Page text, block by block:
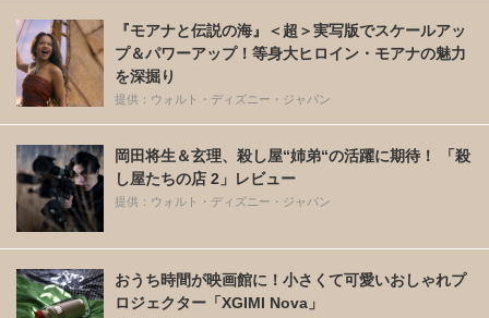
『モアナと伝説の海』＜超＞実写版でスケールアッ
プ＆パワーアップ！等身大ヒロイン・モアナの魅力
を深掘り
提供：ウォルト・ディズニー・ジャパン
岡田将生＆玄理、殺し屋“姉弟“の活躍に期待！ 「殺
し屋たちの店 2」レビュー
提供：ウォルト・ディズニー・ジャパン
おうち時間が映画館に！小さくて可愛いおしゃれプ
ロジェクター「XGIMI Nova」